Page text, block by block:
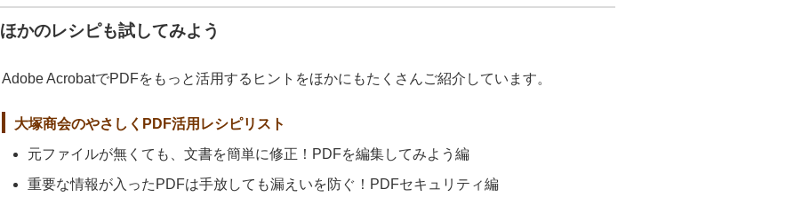
ほかのレシピも試してみよう
Adobe AcrobatでPDFをもっと活用するヒントをほかにもたくさんご紹介しています。
大塚商会のやさしくPDF活用レシピリスト
元ファイルが無くても、文書を簡単に修正！PDFを編集してみよう編
重要な情報が入ったPDFは手放しても漏えいを防ぐ！PDFセキュリティ編